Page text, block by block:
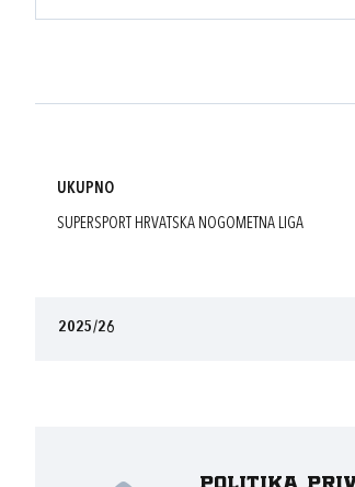
UKUPNO
SUPERSPORT HRVATSKA NOGOMETNA LIGA
2025/26